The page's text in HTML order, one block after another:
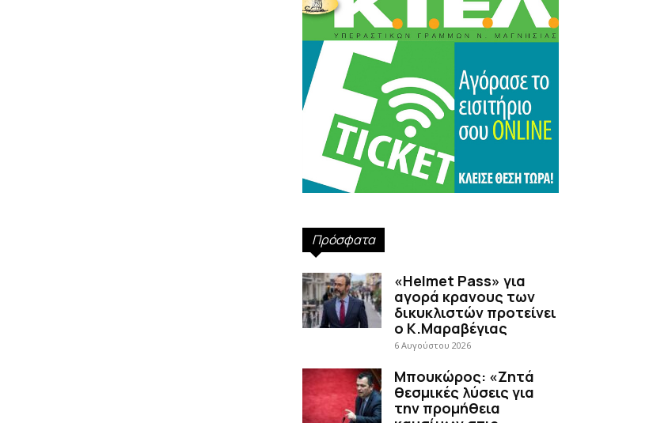
Πρόσφατα
«Helmet Pass» για
αγορά κρανους των
δικυκλιστών προτείνει
ο Κ.Μαραβέγιας
6 Αυγούστου 2026
Μπουκώρος: «Ζητά
θεσμικές λύσεις για
την προμήθεια